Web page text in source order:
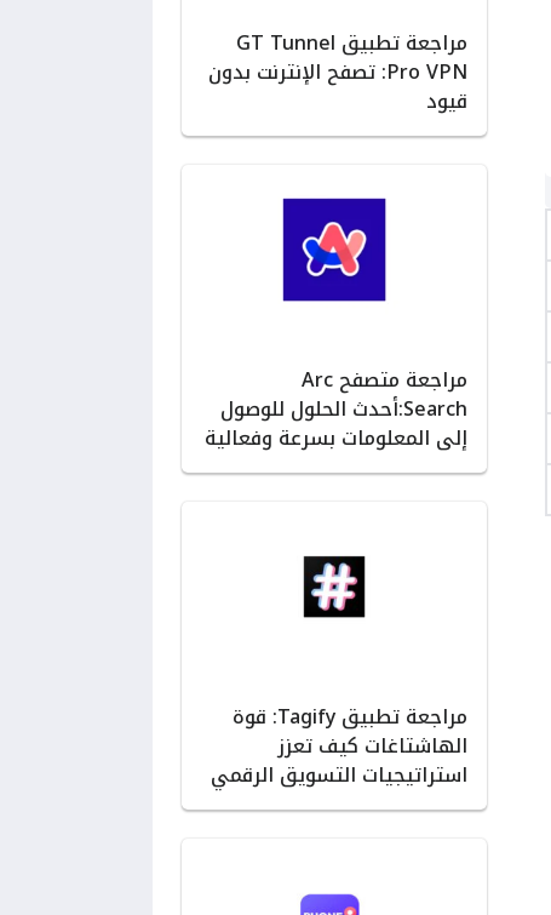
مراجعة تطبيق GT Tunnel
Pro VPN: تصفح الإنترنت بدون
قيود
مراجعة متصفح Arc
Search:أحدث الحلول للوصول
إلى المعلومات بسرعة وفعالية
مراجعة تطبيق Tagify: قوة
الهاشتاغات كيف تعزز
استراتيجيات التسويق الرقمي